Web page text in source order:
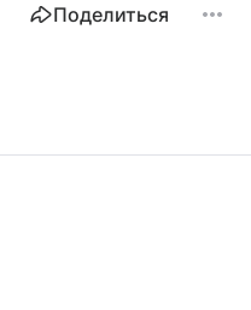
Поделиться